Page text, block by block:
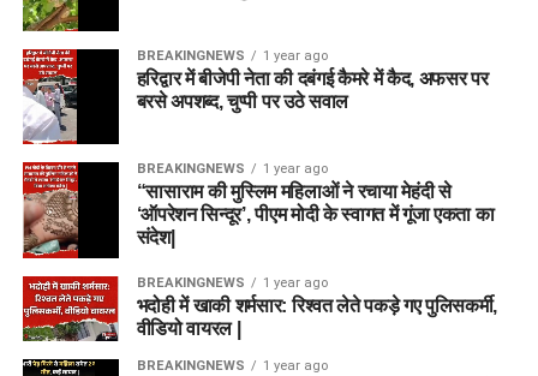
BREAKINGNEWS 1 year ago
हरिद्वार में बीजेपी नेता की दबंगई कैमरे में कैद, अफसर पर
बरसे अपशब्द, चुप्पी पर उठे सवाल
BREAKINGNEWS 1 year ago
“सासाराम की मुस्लिम महिलाओं ने रचाया मेहंदी से
‘ऑपरेशन सिन्दूर’, पीएम मोदी के स्वागत में गूंजा एकता का
संदेश|
BREAKINGNEWS 1 year ago
भदोही में खाकी शर्मसार: रिश्वत लेते पकड़े गए पुलिसकर्मी,
वीडियो वायरल |
BREAKINGNEWS 1 year ago